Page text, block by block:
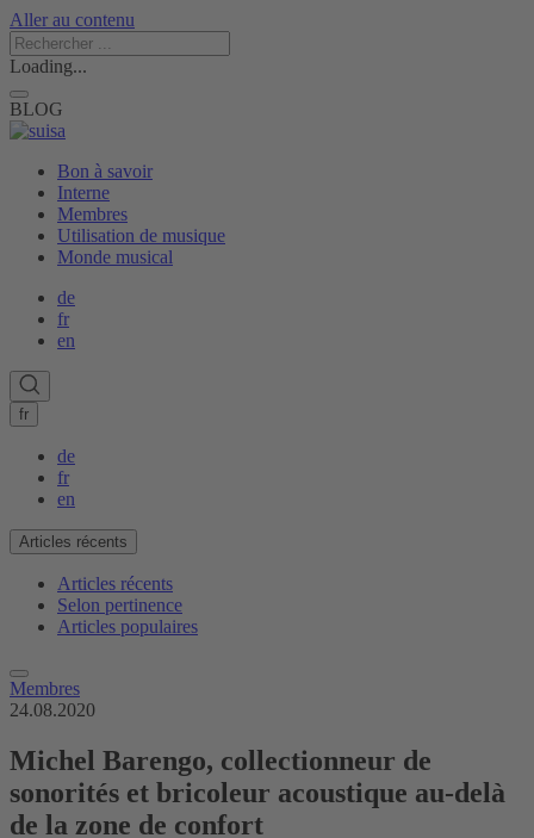
Aller au contenu
Loading...
BLOG
Bon à savoir
Interne
Membres
Utilisation de musique
Monde musical
de
fr
en
fr
de
fr
en
Articles récents
Articles récents
Selon pertinence
Articles populaires
Membres
24.08.2020
Michel Barengo, collectionneur de
sonorités et bricoleur acoustique au-delà
de la zone de confort